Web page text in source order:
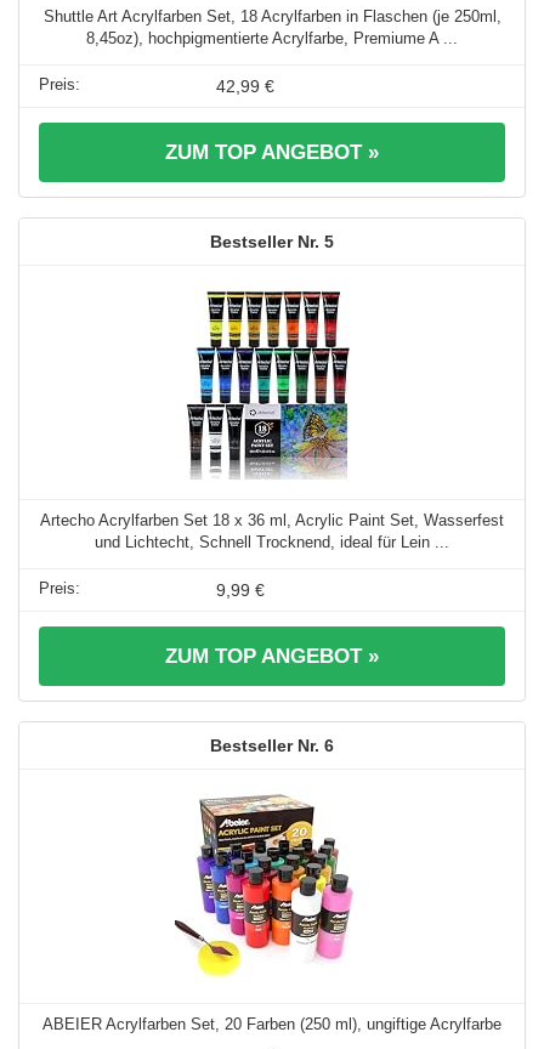
Shuttle Art Acrylfarben Set, 18 Acrylfarben in Flaschen (je 250ml,
8,45oz), hochpigmentierte Acrylfarbe, Premiume A ...
42,99 €
ZUM TOP ANGEBOT »
5
Artecho Acrylfarben Set 18 x 36 ml, Acrylic Paint Set, Wasserfest
und Lichtecht, Schnell Trocknend, ideal für Lein ...
9,99 €
ZUM TOP ANGEBOT »
6
ABEIER Acrylfarben Set, 20 Farben (250 ml), ungiftige Acrylfarbe